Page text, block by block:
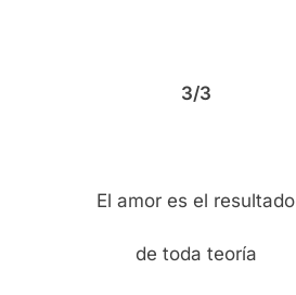
3/3
El amor es el resultado
de toda teoría